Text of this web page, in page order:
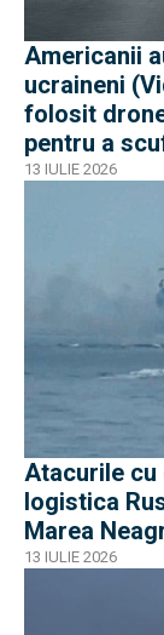
Americanii
ucraineni
folosit
pentru a
iraniene
13 IULIE 2026
Atacurile cu
logistica
Marea
13 IULIE 2026